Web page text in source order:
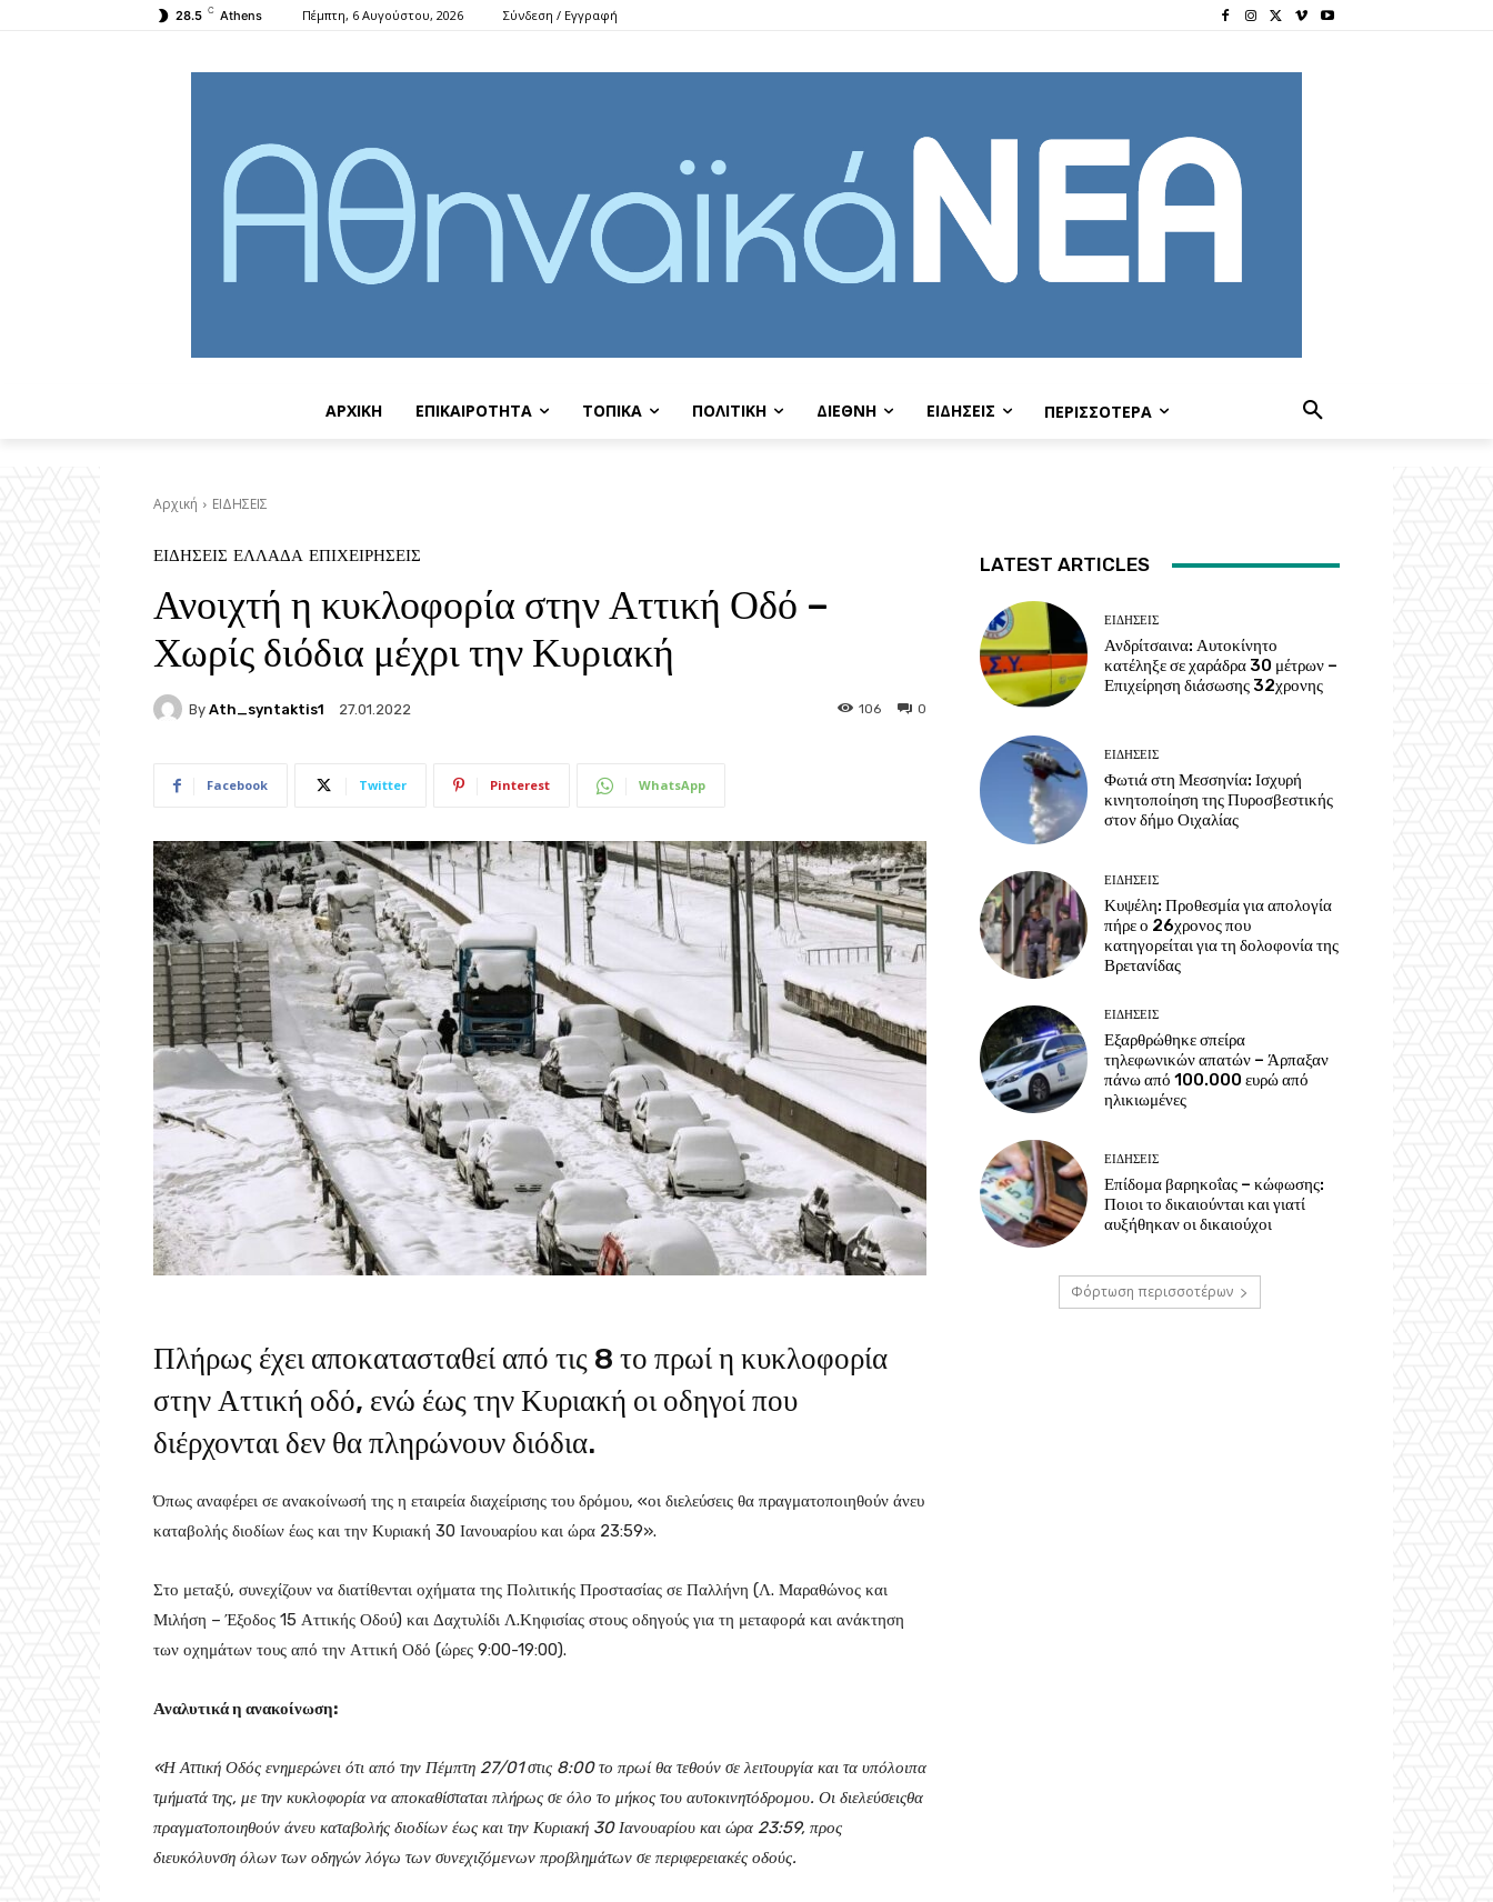
28.5 C Athens Πέμπτη, 6 Αυγούστου, 2026 Σύνδεση / Εγγραφή
ΑΡΧΙΚΗ ΕΠΙΚΑΙΡΟΤΗΤΑ ΤΟΠΙΚΑ ΠΟΛΙΤΙΚΗ ΔΙΕΘΝΗ EIΔΗΣΕΙΣ ΠΕΡΙΣΣΟΤΕΡΑ
Αρχική ΕΙΔΗΣΕΙΣ
ΕΙΔΗΣΕΙΣ ΕΛΛΑΔΑ ΕΠΙΧΕΙΡΗΣΕΙΣ
Ανοιχτή η κυκλοφορία στην Αττική Οδό –
Χωρίς διόδια μέχρι την Κυριακή
By Ath_syntaktis1 27.01.2022 0
106
Facebook Twitter Pinterest WhatsApp
Πλήρως έχει αποκατασταθεί από τις 8 το πρωί η κυκλοφορία
στην Αττική οδό, ενώ έως την Κυριακή οι οδηγοί που
διέρχονται δεν θα πληρώνουν διόδια.
Όπως αναφέρει σε ανακοίνωσή της η εταιρεία διαχείρισης του δρόμου, «οι διελεύσεις θα πραγματοποιηθούν άνευ
καταβολής διοδίων έως και την Κυριακή 30 Ιανουαρίου και ώρα 23:59».
Στο μεταξύ, συνεχίζουν να διατίθενται οχήματα της Πολιτικής Προστασίας σε Παλλήνη (Λ. Μαραθώνος και
Μιλήση – Έξοδος 15 Αττικής Οδού) και Δαχτυλίδι Λ.Κηφισίας στους οδηγούς για τη μεταφορά και ανάκτηση
των οχημάτων τους από την Αττική Οδό (ώρες 9:00-19:00).
Αναλυτικά η ανακοίνωση:
«Η Αττική Οδός ενημερώνει ότι από την Πέμπτη 27/01 στις 8:00 το πρωί θα τεθούν σε λειτουργία και τα υπόλοιπα
τμήματά της, με την κυκλοφορία να αποκαθίσταται πλήρως σε όλο το μήκος του αυτοκινητόδρομου. Οι διελεύσειςθα
πραγματοποιηθούν άνευ καταβολής διοδίων έως και την Κυριακή 30 Ιανουαρίου και ώρα 23:59, προς
διευκόλυνση όλων των οδηγών λόγω των συνεχιζόμενων προβλημάτων σε περιφερειακές οδούς.
LATEST ARTICLES
ΕΙΔΗΣΕΙΣ
Ανδρίτσαινα: Αυτοκίνητο
κατέληξε σε χαράδρα 30 μέτρων –
Επιχείρηση διάσωσης 32χρονης
ΕΙΔΗΣΕΙΣ
Φωτιά στη Μεσσηνία: Ισχυρή
κινητοποίηση της Πυροσβεστικής
στον δήμο Οιχαλίας
ΕΙΔΗΣΕΙΣ
Κυψέλη: Προθεσμία για απολογία
πήρε ο 26χρονος που
κατηγορείται για τη δολοφονία της
Βρετανίδας
ΕΙΔΗΣΕΙΣ
Εξαρθρώθηκε σπείρα
τηλεφωνικών απατών – Άρπαξαν
πάνω από 100.000 ευρώ από
ηλικιωμένες
ΕΙΔΗΣΕΙΣ
Επίδομα βαρηκοΐας – κώφωσης:
Ποιοι το δικαιούνται και γιατί
αυξήθηκαν οι δικαιούχοι
Φόρτωση περισσοτέρων